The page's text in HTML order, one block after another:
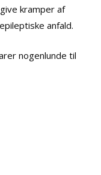
kramper af
anfald.
nogenlunde til